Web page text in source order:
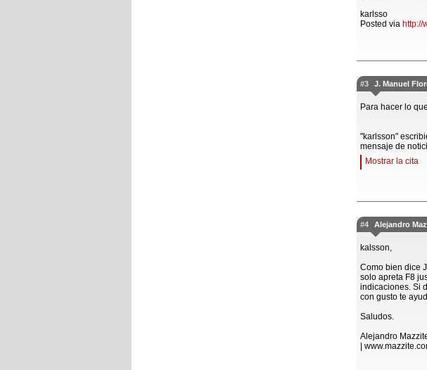
karlsso
Posted via http://
#3 J. Manuel
Para hacer lo
"karlsson"
mensaje de
Mostrar la cita
#4 Alejandro
kalsson,
Como bien dice
solo apreta F8
indicaciones. Si
con gusto te
Saludos.
Alejandro
|